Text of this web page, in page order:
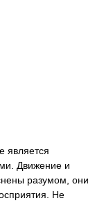
является
Движение и
разумом, они
Не